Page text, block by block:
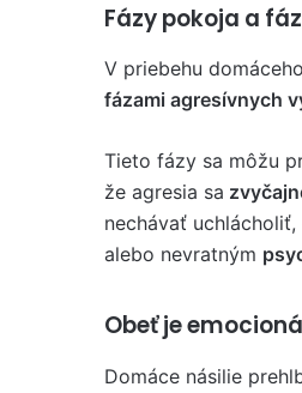
Fázy pokoja a
V priebehu
fázami agresívnych
Tieto fázy sa môžu
že agresia sa
nechávať
alebo nevratným
Obeť je
Domáce násilie